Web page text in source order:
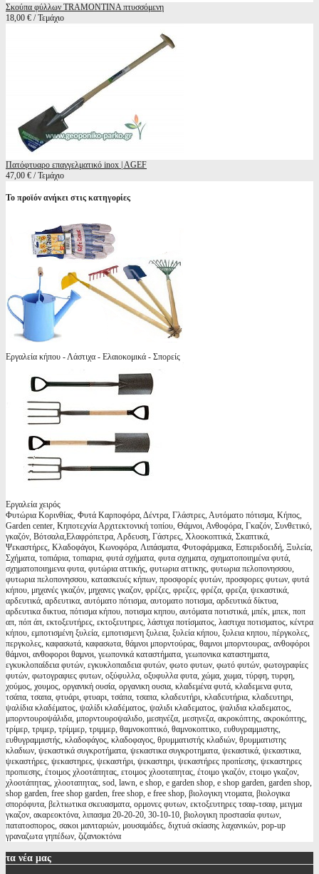
Σκούπα φύλλων TRAMONTINA πτυσσόμενη
18,00 € / Τεμάχιο
Πατόφτυαρο επαγγελματικό inox | AGEF
47,00 € / Τεμάχιο
Το προϊόν ανήκει στις κατηγορίες
Εργαλεία κήπου - Λάστιχα - Ελαιοκομικά - Σπορείς
Εργαλεία χειρός
Φυτώρια Κορινθίας, Φυτά Καρποφόρα, Δέντρα, Γλάστρες, Αυτόματο πότισμα, Κήπος,
Garden center, Κηποτεχνία Αρχιτεκτονική τοπίου, Θάμνοι, Ανθοφόρα, Γκαζόν, Συνθετικό,
γκαζόν, Βότσαλα,Ελαφρόπετρα, Αρδευση, Γάστρες, Χλοοκοπτικά, Σκαπτικά,
Ψεκαστήρες, Κλαδοφάγοι, Κωνοφόρα, Λιπάσματα, Φυτοφάρμακα, Εσπεριδοειδή, Ξυλεία,
Σχήματα, τοπιάρια, τοπιαρια, φυτά σχήματα, φυτα σχηματα, σχηματοποιημένα φυτά,
σχηματοποιημενα φυτα, φυτώρια αττικής, φυτωρια αττικης, φυτωρια πελοπονησσου,
φυτωρια πελοπονησσου, κατασκευές κήπων, προσφορές φυτών, προσφορες φυτων, φυτά
κήπου, μηχανές γκαζόν, μηχανες γκαζον, φρέζες, φρεζες, φρέζα, φρεζα, ψεκαστικά,
αρδευτικά, αρδευτικα, αυτόματο πότισμα, αυτοματο ποτισμα, αρδευτικά δίκτυα,
αρδευτικα δικτυα, πότισμα κήπου, ποτισμα κηπου, αυτόματα ποτιστικά, μπέκ, μπεκ, ποπ
απ, πόπ άπ, εκτοξευτήρες, εκτοξευτηρες, λάστιχα ποτίσματος, λαστιχα ποτισματος, κέντρα
κήπου, εμποτισμένη ξυλεία, εμποτισμενη ξυλεια, ξυλεία κήπου, ξυλεια κηπου, πέργκολες,
περγκολες, καφασωτά, καφασωτα, θάμνοι μπορντούρας, θαμνοι μπορντουρας, ανθοφόροι
θάμνοι, ανθοφοροι θαμνοι, γεωπονικά καταστήματα, γεωπονικα καταστηματα,
εγκυκλοπαίδεια φυτών, εγκυκλοπαιδεια φυτών, φωτο φυτων, φωτό φυτών, φωτογραφίες
φυτών, φωτογραφιες φυτων, οξύφυλλα, οξυφυλλα φυτα, χώμα, χωμα, τύρφη, τυρφη,
χούμος, χουμος, οργανική ουσία, οργανικη ουσια, κλαδεμένα φυτά, κλαδεμενα φυτα,
τσάπα, τσαπα, φτυάρι, φτυαρι, τσάπα, τσαπα, κλαδευτήρι, κλαδευτήρια, κλαδευτηρι,
ψαλίδια κλαδέματος, ψαλίδι κλαδέματος, ψαλιδι κλαδεματος, ψαλιδια κλαδεματος,
μπορντουροψάλιδα, μπορντουροψαλιδο, μεσηνέζα, μεσηνεζα, ακροκόπτης, ακροκόπτης,
τρίμερ, τριμερ, τρίμμερ, τριμμερ, θαμνοκοπτικό, θαμνοκοπτικο, ευθυγραμμιστης,
ευθυγραμμιστής, κλαδοφάγος, κλαδοφαγος, θρυμματιστής κλαδιών, θρυμματιστης
κλαδιων, ψεκαστικά συγκροτήματα, ψεκαστικα συγκροτηματα, ψεκαστικά, ψεκαστικα,
ψεκαστήρες, ψεκαστηρες, ψεκαστήρι, ψεκαστηρι, ψεκαστήρες προπίεσης, ψεκαστηρες
προπιεσης, έτοιμος χλοοτάπητας, ετοιμος χλοοταπητας, έτοιμο γκαζόν, ετοιμο γκαζον,
χλοοτάπητας, χλοοταπητας, sod, lawn, e shop, e garden shop, e shop garden, garden shop,
shop garden, free shop garden, free shop, e free shop, βιολογικη ντοματα, βιολογικα
σπορόφυτα, βελτιωτικα σκευασματα, ορμονες φυτων, εκτοξευτηρες τσαφ-τσαφ, μειγμα
γκαζον, ακαρεοκτόνα, λιπασμα 20-20-20, 30-10-10, βιολογικη προστασία φυτων,
πατατοσπορος, σακοι μανιταριών, μουσαμάδες, διχτυά σκίασης λαχανικών, pop-up
γραναζωτα γηπέδων, ζιζανιοκτόνα
τα νέα μας